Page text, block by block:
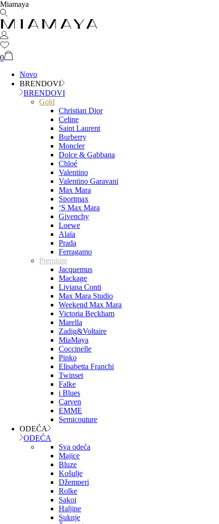
Miamaya
0
Novo
BRENDOVI
BRENDOVI
Gold
Christian Dior
Celine
Saint Laurent
Burberry
Moncler
Dolce & Gabbana
Chloé
Valentino
Valentino Garavani
Max Mara
Sportmax
‘S Max Mara
Givenchy
Loewe
Alaïa
Prada
Ferragamo
Premium
Jacquemus
Mackage
Liviana Conti
Max Mara Studio
Weekend Max Mara
Victoria Beckham
Marella
Zadig&Voltaire
MiaMaya
Coccinelle
Pinko
Elisabetta Franchi
Twinset
Falke
i Blues
Carven
EMME
Semicouture
ODEĆA
ODEĆA
Sva odeća
Majice
Bluze
Košulje
Džemperi
Rolke
Sakoi
Haljine
Suknje